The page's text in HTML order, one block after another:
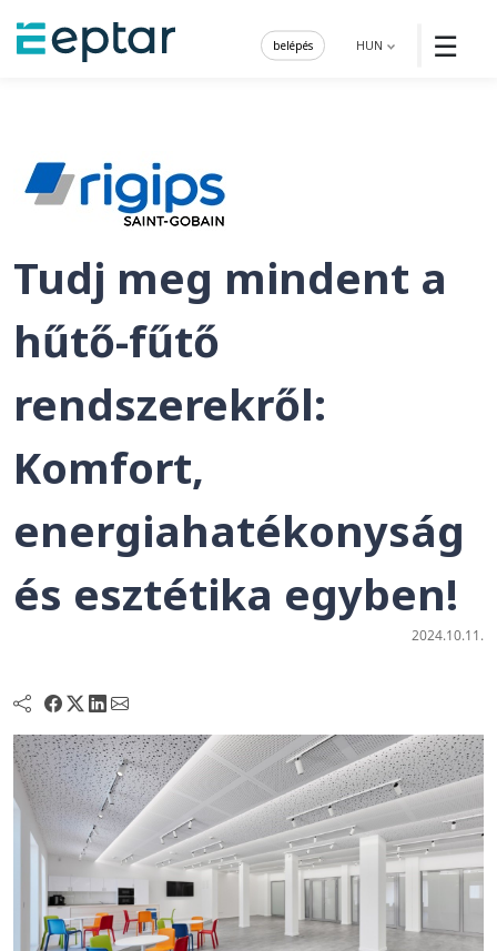
☰
HUN
belépés
Tudj meg mindent a
hűtő-fűtő
rendszerekről:
Komfort,
energiahatékonyság
és esztétika egyben!
2024.10.11.